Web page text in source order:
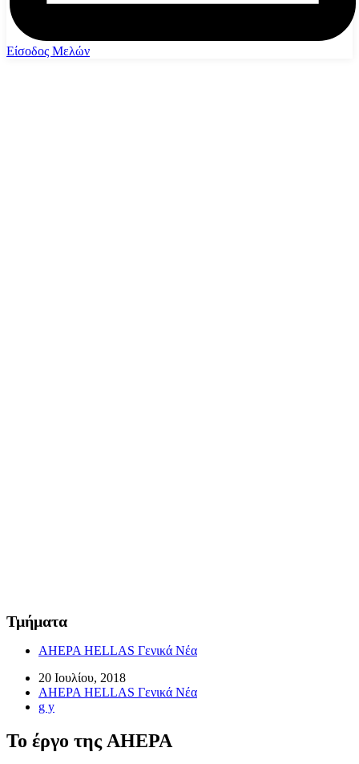
Είσοδος Μελών
Τμήματα
AHEPA HELLAS Γενικά Νέα
20 Ιουλίου, 2018
AHEPA HELLAS Γενικά Νέα
g y
Το έργο της AHEPA